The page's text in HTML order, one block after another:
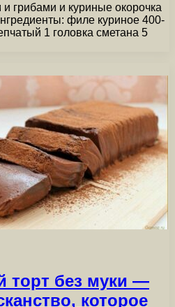
грибами и куриные окорочка
филе куриное 400-
1 головка сметана 5
торт без муки —
которое